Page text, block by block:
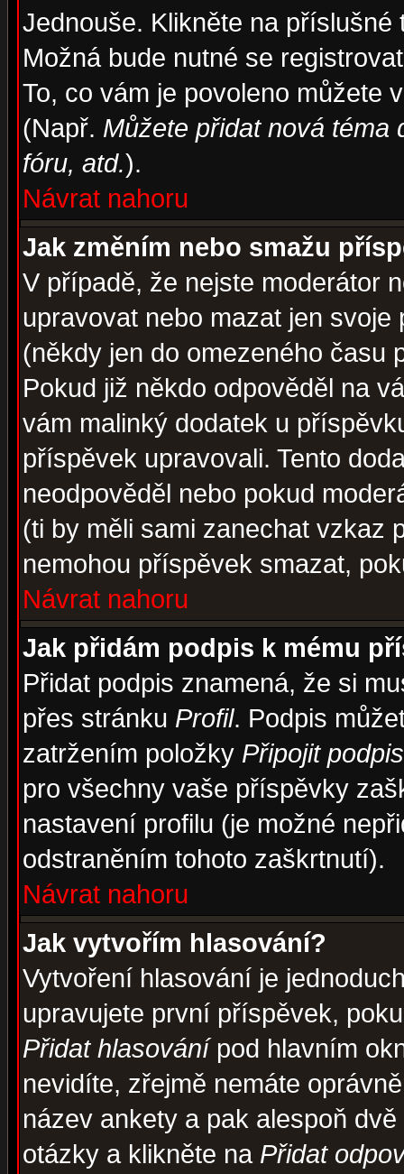
Jednouše. Klikněte na
Možná bude nutné se
To, co vám je povoleno můžete
(Např. Můžete přidat nová téma
fóru, atd.).
Návrat nahoru
Jak změním nebo smažu
V případě, že nejste moderátor
upravovat nebo mazat jen
(někdy jen do omezeného
Pokud již někdo odpověděl na
vám malinký dodatek u
příspěvek upravovali. Tento
neodpověděl nebo pokud
(ti by měli sami zanechat vzkaz
nemohou příspěvek smazat,
Návrat nahoru
Jak přidám podpis k mému
Přidat podpis znamená, že si
přes stránku Profil. Podpis
zatržením položky Připojit podpis
pro všechny vaše příspěvky
nastavení profilu (je možné
odstraněním tohoto zaškrtnutí).
Návrat nahoru
Jak vytvořím hlasování?
Vytvoření hlasování je
upravujete první příspěvek,
Přidat hlasovánípod hlavním
nevidíte, zřejmě nemáte
název ankety a pak alespoň
otázky a klikněte na Přidat